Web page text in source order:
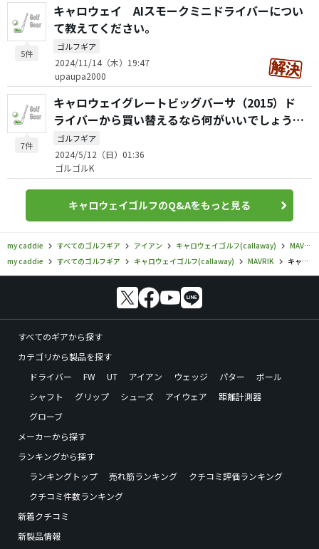
5件
キャロウェイ AIスモークミニドライバーについ
て教えてください。
ゴルフギア
2024/11/14（木）19:47
upaupa2000
7件
キャロウェイグレートビッグバーサ（2015）ド
ライバーから買い替えるなら何がいいでしょう
か？
ゴルフギア
2024/5/12（日）01:36
ゴルゴルK
キャロウェイゴルフのQ&Aをもっと見る
my caddie すべてのゴルフギア アイアン キャロウェイゴルフ(callaway)
MAVRIK
my caddie
すべてのゴルフギア キャロウェイゴルフ(callaway) MAVRIK キャロウェイゴルフ／MAVRIK／MAVRIK PRO アイアンの口コミ評価
すべてのギアから探す
カテゴリから製品を探す
ドライバー
FW UT アイアン ウェッジ パター
ボール
シャフト
グリップ シューズ アイウェア
距離計測器
グローブ
メーカーから探す
ランキングから探す
ランキングトップ
売れ筋ランキング
クチコミ評価ランキング
クチコミ件数ランキング
新着クチコミ
新製品情報